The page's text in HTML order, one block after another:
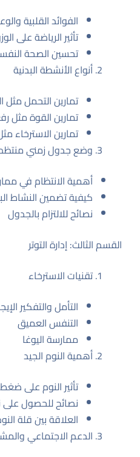
الفوائد القلبية
تأثير الرياضة على
تحسين الصحة
أنواع الأنشطة البدنية
تمارين التحمل
تمارين القوة مثل
تمارين الاسترخاء
وضع جدول زمني
أهمية الانتظام في
كيفية تضمين النشاط
نصائح للالتزام بالجدول
القسم الثالث: إدارة التوتر
تقنيات الاسترخاء
التأمل والتفكير
التنفس العميق
ممارسة اليوغا
أهمية النوم الجيد
تأثير النوم على
نصائح للحصول على
العلاقة بين قلة
الدعم الاجتماعي